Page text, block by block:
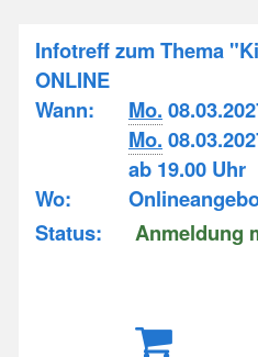
Infotreff zum Thema
ONLINE
Wann:
Mo.
Mo.
ab 19.00 Uhr
Wo:
Status:
Anmeldung